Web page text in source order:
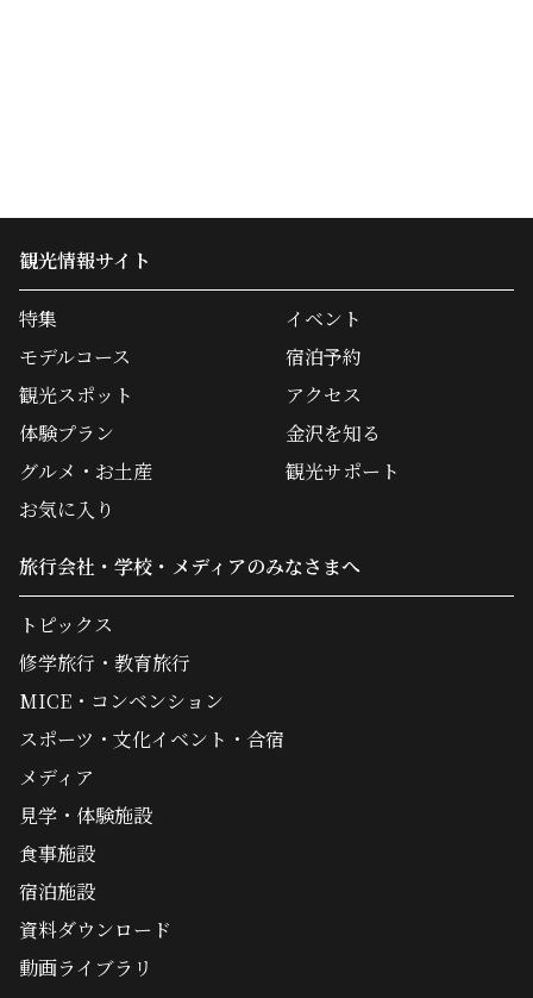
観光情報サイト
特集
モデルコース
観光スポット
体験プラン
グルメ・お土産
イベント
宿泊予約
アクセス
金沢を知る
観光サポート
お気に入り
旅行会社・学校・メディアのみなさまへ
トピックス
修学旅行・教育旅行
MICE・コンベンション
スポーツ・文化イベント・合宿
メディア
見学・体験施設
食事施設
宿泊施設
資料ダウンロード
動画ライブラリ